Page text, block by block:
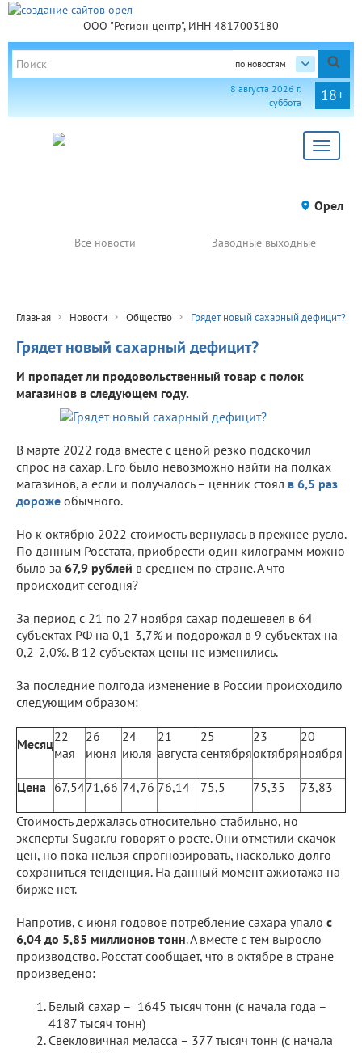
ООО "Регион центр", ИНН 4817003180
по новостям
18+
8 августа 2026 г.
суббота
Toggle
Орел
Все новости Заводные выходные
Главная Новости Общество Грядет новый сахарный дефицит?
Грядет новый сахарный дефицит?
И пропадет ли продовольственный товар с полок
магазинов в следующем году.
В марте 2022 года вместе с ценой резко подскочил
спрос на сахар. Его было невозможно найти на полках
магазинов, а если и получалось – ценник стоял в 6,5 раз
дороже обычного.
Но к октябрю 2022 стоимость вернулась в прежнее русло.
По данным Росстата, приобрести один килограмм можно
было за 67,9 рублей в среднем по стране. А что
происходит сегодня?
За период с 21 по 27 ноября сахар подешевел в 64
субъектах РФ на 0,1-3,7% и подорожал в 9 субъектах на
0,2-2,0%. В 12 субъектах цены не изменились.
За последние полгода изменение в России происходило
следующим образом:
Месяц22
мая
26
июня
24
июля
21
августа
25
сентября
23
октября
20
ноября
Цена 67,5471,66 74,76 76,14 75,5 75,35 73,83
Стоимость держалась относительно стабильно, но
эксперты Sugar.ru говорят о росте. Они отметили скачок
цен, но пока нельзя спрогнозировать, насколько долго
сохраниться тенденция. На данный момент ажиотажа на
бирже нет.
Напротив, с июня годовое потребление сахара упало с
6,04 до 5,85 миллионов тонн. А вместе с тем выросло
производство. Росстат сообщает, что в октябре в стране
произведено:
Белый сахар – 1645 тысяч тонн (с начала года –
4187 тысяч тонн)
Свекловичная меласса – 377 тысяч тонн (с начала